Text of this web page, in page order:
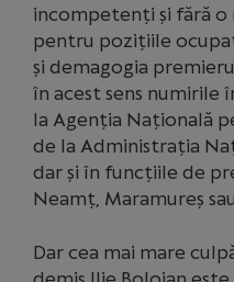
incompetenți și fără o
pentru pozițiile
și demagogia
în acest sens numirile
la Agenția Națională
de la Administrația
dar și în funcțiile de
Neamț, Maramureș
Dar cea mai mare